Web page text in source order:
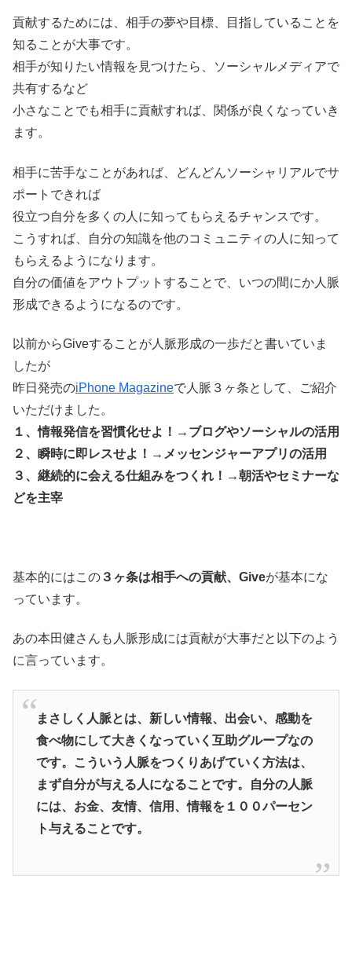
貢献するためには、相手の夢や目標、目指していることを
知ることが大事です。
相手が知りたい情報を見つけたら、ソーシャルメディアで
共有するなど
小さなことでも相手に貢献すれば、関係が良くなっていき
ます。
相手に苦手なことがあれば、どんどんソーシャリアルでサ
ポートできれば
役立つ自分を多くの人に知ってもらえるチャンスです。
こうすれば、自分の知識を他のコミュニティの人に知って
もらえるようになります。
自分の価値をアウトプットすることで、いつの間にか人脈
形成できるようになるのです。
以前からGiveすることが人脈形成の一歩だと書いていま
したが
昨日発売のiPhone Magazineで人脈３ヶ条として、ご紹介
いただけました。
１、情報発信を習慣化せよ！→ブログやソーシャルの活用
２、瞬時に即レスせよ！→メッセンジャーアプリの活用
３、継続的に会える仕組みをつくれ！→朝活やセミナーな
どを主宰
基本的にはこの ３ヶ条は相手への貢献、Giveが基本にな
っています。
あの本田健さんも人脈形成には貢献が大事だと以下のよう
に言っています。
まさしく人脈とは、新しい情報、出会い、感動を
食べ物にして大きくなっていく互助グループなの
です。こういう人脈をつくりあげていく方法は、
まず自分が与える人になることです。自分の人脈
には、お金、友情、信用、情報を１００パーセン
ト与えることです。